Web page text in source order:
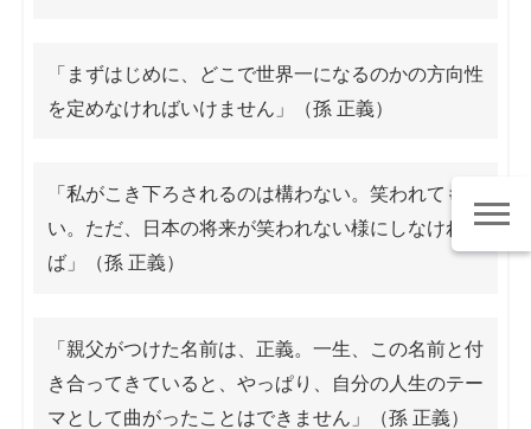
「まずはじめに、どこで世界一になるのかの方向性
を定めなければいけません」（孫 正義）
「私がこき下ろされるのは構わない。笑われてもい
い。ただ、日本の将来が笑われない様にしなけれ
ば」（孫 正義）
「親父がつけた名前は、正義。一生、この名前と付
き合ってきていると、やっぱり、自分の人生のテー
マとして曲がったことはできません」（孫 正義）